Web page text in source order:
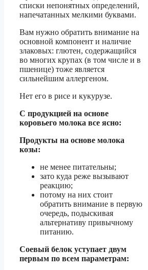
списки непонятных определений,
напечатанных мелкими буквами.
Вам нужно обратить внимание на
основной компонент и наличие
злаковых: глютен, содержащийся
во многих крупах (в том числе и в
пшенице) тоже является
сильнейшим аллергеном.
Нет его в рисе и кукурузе.
С продукцией на основе
коровьего молока все ясно:
Продукты на основе молока
козы:
не менее питательны;
зато куда реже вызывают
реакцию;
потому на них стоит
обратить внимание в первую
очередь, подыскивая
альтернативу привычному
питанию.
Соевый белок уступает двум
первым по всем параметрам: